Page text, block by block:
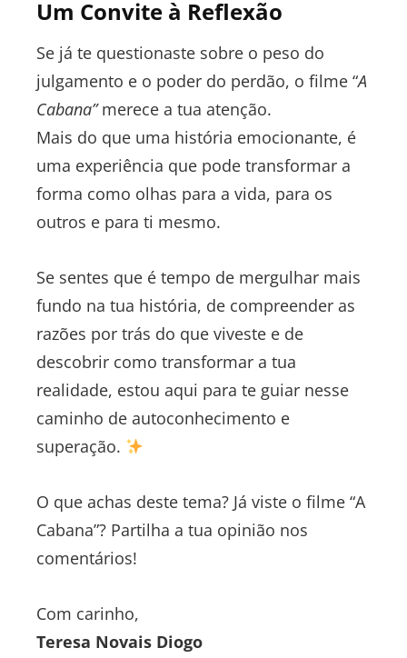
Um Convite à Reflexão
Se já te questionaste sobre o peso do
julgamento e o poder do perdão, o filme “A
Cabana”merece a tua atenção.
Mais do que uma história emocionante, é
uma experiência que pode transformar a
forma como olhas para a vida, para os
outros e para ti mesmo.
Se sentes que é tempo de mergulhar mais
fundo na tua história, de compreender as
razões por trás do que viveste e de
descobrir como transformar a tua
realidade, estou aqui para te guiar nesse
caminho de autoconhecimento e
superação.
O que achas deste tema? Já viste o filme “A
Cabana”? Partilha a tua opinião nos
comentários!
Com carinho,
Teresa Novais Diogo